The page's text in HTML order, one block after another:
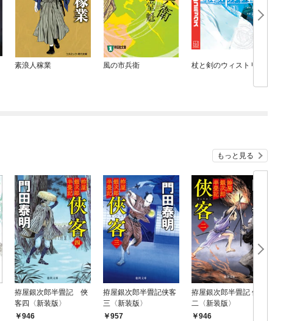
素浪人稼業 風の市兵衛 杖と剣のウィストリア
もっと見る
拵屋銀次郎半畳記 俠
客四〈新装版〉
946
拵屋銀次郎半畳記侠客
三〈新装版〉
957
拵屋銀次郎半畳記 侠客
二〈新装版〉
946